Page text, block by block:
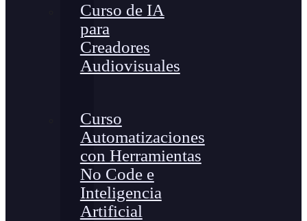
Curso de IA
para
Creadores
Audiovisuales
Curso
Automatizaciones
con Herramientas
No Code e
Inteligencia
Artificial